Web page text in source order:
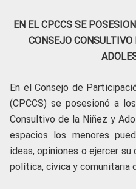
EN EL CPCCS SE
CONSEJO
En el Consejo de
(CPCCS) se posesionó a
Consultivo de la Niñez y
espacios los menores
ideas, opiniones o ejercer
política, cívica y comunitaria